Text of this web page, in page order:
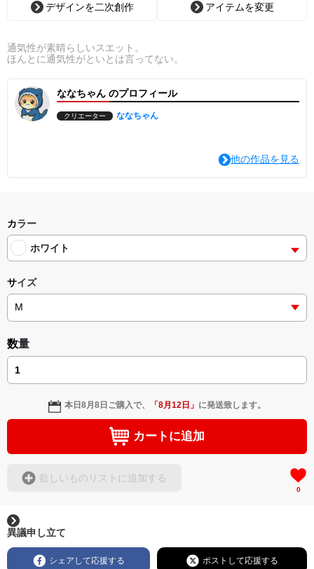
デザインを二次創作 アイテムを変更
通気性が素晴らしいスエット。
ほんとに通気性がといとは言ってない。
ななちゃん のプロフィール
クリエーター ななちゃん
他の作品を見る
カラー
ホワイト
サイズ
数量
本日8月8日 ご購入で、 「8月12日 」 に発送致します。
カートに追加
欲しいものリストに追加する
0
異議申し立て
シェアして応援する ポストして応援する